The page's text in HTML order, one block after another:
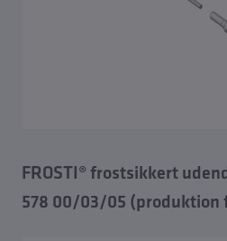
FROSTI® frostsikkert
578 00/03/05 (produktion